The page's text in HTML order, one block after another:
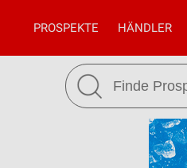
PROSPEKTE HÄNDLER